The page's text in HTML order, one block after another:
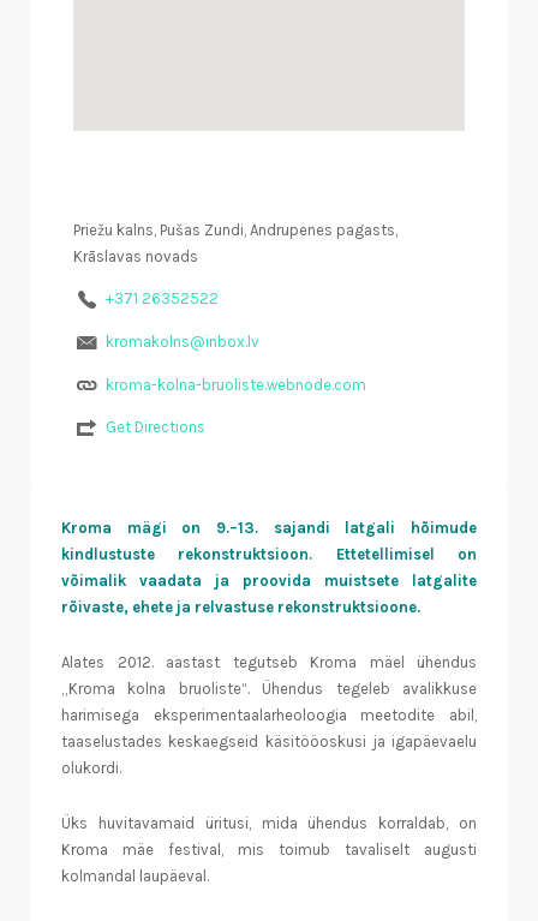
Priežu kalns, Pušas Zundi, Andrupenes pagasts,
Krāslavas novads
+371 26352522
kromakolns@inbox.lv
kroma-kolna-bruoliste.webnode.com
Get Directions
Kroma mägi on 9.–13. sajandi latgali hõimude
kindlustuste rekonstruktsioon. Ettetellimisel on
võimalik vaadata ja proovida muistsete latgalite
rõivaste, ehete ja relvastuse rekonstruktsioone.
Alates 2012. aastast tegutseb Kroma mäel ühendus
„Kroma kolna bruoliste“. Ühendus tegeleb avalikkuse
harimisega eksperimentaalarheoloogia meetodite abil,
taaselustades keskaegseid käsitööoskusi ja igapäevaelu
olukordi.
Üks huvitavamaid üritusi, mida ühendus korraldab, on
Kroma mäe festival, mis toimub tavaliselt augusti
kolmandal laupäeval.